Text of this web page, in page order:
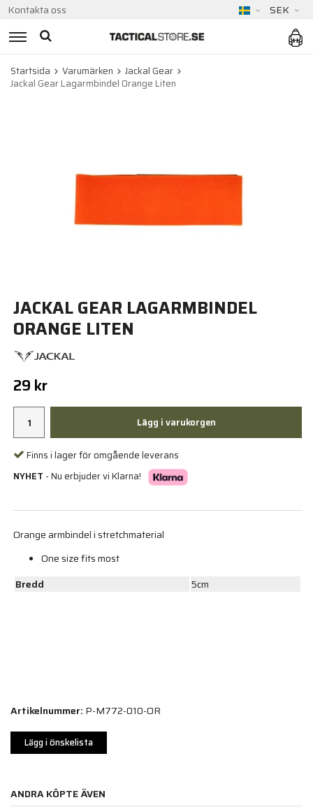
Kontakta oss SEK
Startsida Varumärken
Jackal Gear
Jackal Gear Lagarmbindel Orange Liten
JACKAL GEAR LAGARMBINDEL
ORANGE LITEN
29 kr
Lägg i varukorgen
Finns i lager för omgående leverans
NYHET - Nu erbjuder vi Klarna!
Orange armbindel i stretchmaterial
One size fits most
Bredd
5cm
Artikelnummer: P-M772-010-OR
Lägg i önskelista
ANDRA KÖPTE ÄVEN